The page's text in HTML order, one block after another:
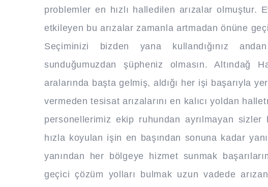
problemler en hızlı halledilen arızalar
etkileyen bu arızalar zamanla artmadan önüne
Seçiminizi bizden yana kullandığınız
sunduğumuzdan şüpheniz olmasın. Altındağ
aralarında başta gelmiş, aldığı her işi başarıyla
vermeden tesisat arızalarını en kalıcı yoldan
personellerimiz ekip ruhundan ayrılmayan
hızla koyulan işin en başından sonuna kadar
yanından her bölgeye hizmet sunmak
geçici çözüm yolları bulmak uzun vadede